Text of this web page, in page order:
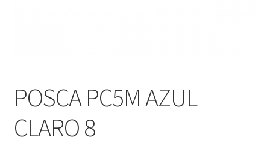
POSCA PC5M AZUL
CLARO 8